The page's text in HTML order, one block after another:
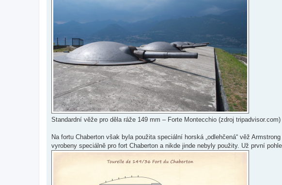
Standardní věže pro děla ráže 149 mm – Forte Montecchio (zdroj tripadvisor.com)
Na fortu Chaberton však byla použita speciální horská „odlehčená“ věž
vyrobeny speciálně pro fort Chaberton a nikde jinde nebyly použity. Už první